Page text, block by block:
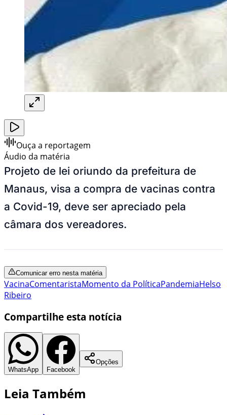
Ouça a reportagem
Áudio da matéria
Projeto de lei oriundo da prefeitura de
Manaus, visa a compra de vacinas contra
a Covid-19, deve ser apreciado pela
câmara dos vereadores.
Comunicar erro nesta matéria
VacinaComentaristaMomento da PolíticaPandemiaHelso
Ribeiro
Compartilhe esta notícia
WhatsApp Facebook
Opções
Leia Também